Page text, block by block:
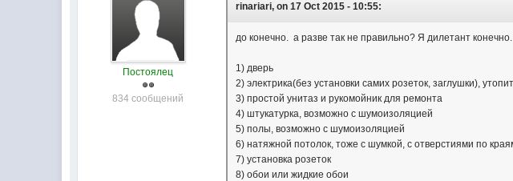
Постоялец
834 сообщений
rinariari, on 17 Oct 2015 - 10:55:
до конечно. а разве так не правильно? Я дилетант
1) дверь
2) электрика(без установки самих розеток, заглушки),
3) простой унитаз и рукомойник для ремонта
4) штукатурка, возможно с шумоизоляцией
5) полы, возможно с шумоизоляцией
6) натяжной потолок, тоже с шумкой, с отверстиями по
7) установка розеток
8) обои или жидкие обои